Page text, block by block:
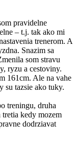
pravidelne
– t.j. tak ako mi
trenerom. A
Snazim sa
som stravu
ryzu a cestoviny.
161cm. Ale na vahe
su tazsie ako tuky.
treningu, druha
kedy mozem
dodrziavat